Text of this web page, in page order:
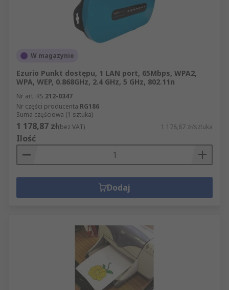
W magazynie
Ezurio Punkt dostępu, 1 LAN port, 65Mbps, WPA2,
WPA, WEP, 0.868GHz, 2.4 GHz, 5 GHz, 802.11n
Nr art. RS 212-0347
Nr części producenta RG186
Suma częściowa (1 sztuka)
1 178,87 zł(bez VAT) 1 178,87 zł/sztuka
Ilość
Dodaj